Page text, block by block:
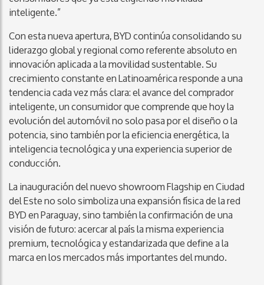
inteligente.”
Con esta nueva apertura, BYD continúa consolidando su
liderazgo global y regional como referente absoluto en
innovación aplicada a la movilidad sustentable. Su
crecimiento constante en Latinoamérica responde a una
tendencia cada vez más clara: el avance del comprador
inteligente, un consumidor que comprende que hoy la
evolución del automóvil no solo pasa por el diseño o la
potencia, sino también por la eficiencia energética, la
inteligencia tecnológica y una experiencia superior de
conducción.
La inauguración del nuevo showroom Flagship en Ciudad
del Este no solo simboliza una expansión física de la red
BYD en Paraguay, sino también la confirmación de una
visión de futuro: acercar al país la misma experiencia
premium, tecnológica y estandarizada que define a la
marca en los mercados más importantes del mundo.